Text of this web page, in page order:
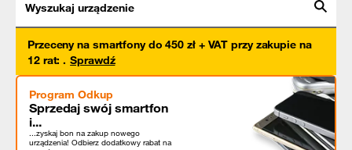
Wyszukaj urządzenie
Przeceny na smartfony do 450 zł + VAT przy zakupie na
12 rat: . Sprawdź
Program Odkup
Sprzedaj swój smartfon
i...
...zyskaj bon na zakup nowego
urządzenia! Odbierz dodatkowy rabat na